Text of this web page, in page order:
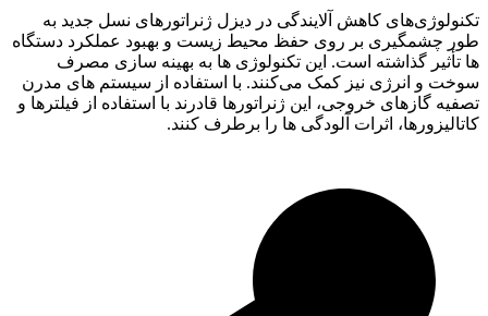
تکنولوژی‌های کاهش آلایندگی در دیزل ژنراتورهای نسل جدید به
طور چشمگیری بر روی حفظ محیط زیست و بهبود عملکرد دستگاه‌
ها تأثیر گذاشته است. این تکنولوژی ‌ها به بهینه ‌سازی مصرف
سوخت و انرژی نیز کمک می‌کنند. با استفاده از سیستم های مدرن
تصفیه گازهای خروجی، این ژنراتورها قادرند با استفاده از فیلترها و
کاتالیزورها، اثرات آلودگی ها را برطرف کنند.